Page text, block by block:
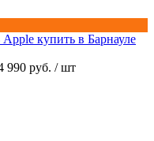
990 руб. / шт